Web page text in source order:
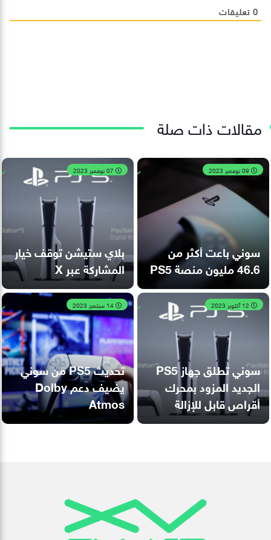
0 تعليقات
مقالات ذات صلة
سوني باعت أكثر من
46.6 مليون منصة PS5
بلاي ستيشن توقف خيار
المشاركة عبر X
سوني تطلق جهاز PS5
الجديد المزود بمحرك
أقراص قابل للإزالة
تحديث PS5 من سوني
يضيف دعم Dolby
Atmos